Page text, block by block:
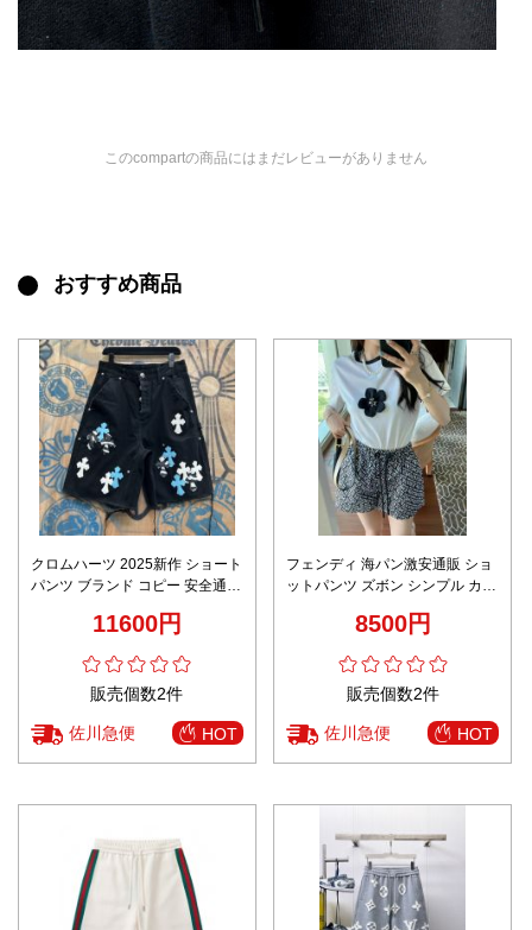
このcompartの商品にはまだレビューがありません
おすすめ商品
クロムハーツ 2025新作 ショート
パンツ ブランド コピー 安全通販
ディテール11600円
販売個数2件
佐川急便 HOT
フェンディ 海パン激安通販 ショ
ットパンツ ズボン シンプル カジ
8500円
販売個数2件
佐川急便 HOT